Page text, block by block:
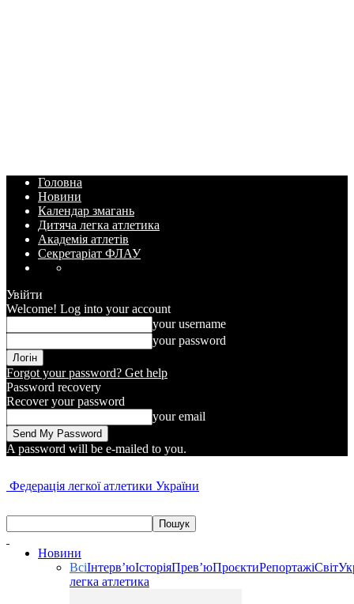
Головна
Новини
Календар змагань
Дитяча легка атлетика
Академія атлетів
Секретаріат ФЛАУ
Увійти
Welcome! Log into your account
your username
your password
Forgot your password? Get help
Password recovery
Recover your password
your email
A password will be e-mailed to you.
Федерація легкої атлетики України
Новини
ВсіІнтерв’юІсторіяПрев’юПроєктиРепортажіСвіт
легка атлетика